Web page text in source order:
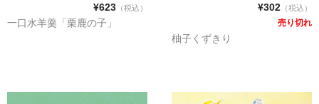
琥珀
¥623（税込）
一口水羊羹「栗鹿の子」
¥302（税込）
売り切れ
柚子くずきり